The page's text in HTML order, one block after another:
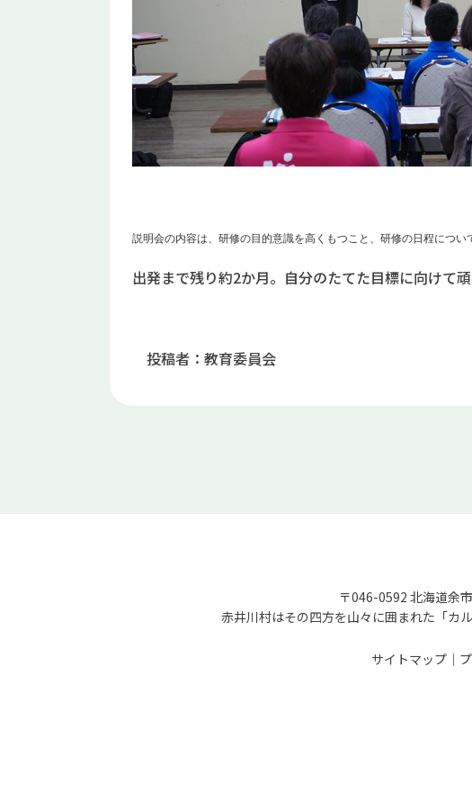
説明会の内容は、 研修の目的意識を高くもつこと、 研修の日程につい
出発まで残り約2か月。自分のたてた目標に向けて
投稿者：教育委員会
〒046-0592 北海道
赤井川村はその四方を山々に囲まれた「カ
サイトマップ